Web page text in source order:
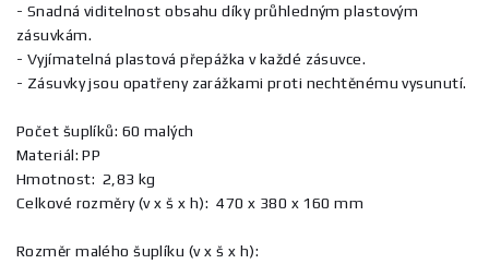
- Snadná viditelnost obsahu díky průhledným plastovým
zásuvkám.
- Vyjímatelná plastová přepážka v každé zásuvce.
- Zásuvky jsou opatřeny zarážkami proti nechtěnému vysunutí.
Počet šuplíků: 60 malých
Materiál: PP
Hmotnost: 2,83 kg
Celkové rozměry (v x š x h): 470 x 380 x 160 mm
Rozměr malého šuplíku (v x š x h):